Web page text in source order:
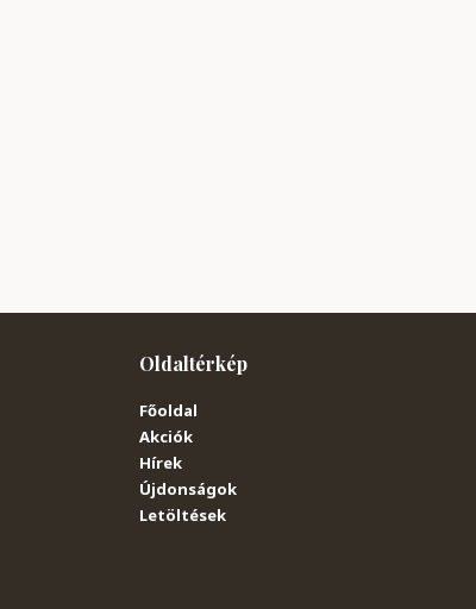
Oldaltérkép
Főoldal
Akciók
Hírek
Újdonságok
Letöltések